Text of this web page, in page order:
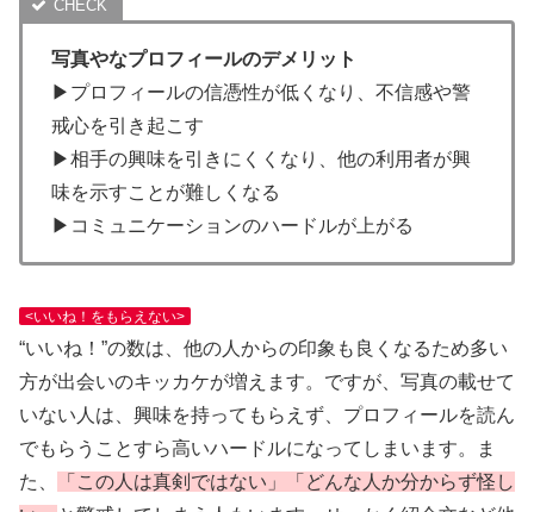
写真やなプロフィールのデメリット
▶プロフィールの信憑性が低くなり、不信感や警
戒心を引き起こす
▶相手の興味を引きにくくなり、他の利用者が興
味を示すことが難しくなる
▶コミュニケーションのハードルが上がる
<いいね！をもらえない>
“いいね！”の数は、他の人からの印象も良くなるため多い
方が出会いのキッカケが増えます。ですが、写真の載せて
いない人は、興味を持ってもらえず、プロフィールを読ん
でもらうことすら高いハードルになってしまいます。ま
た、
「この人は真剣ではない」「どんな人か分からず怪し